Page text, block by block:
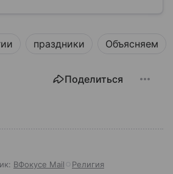
праздники Объясняем
Поделиться
ВФокусе Mail Религия